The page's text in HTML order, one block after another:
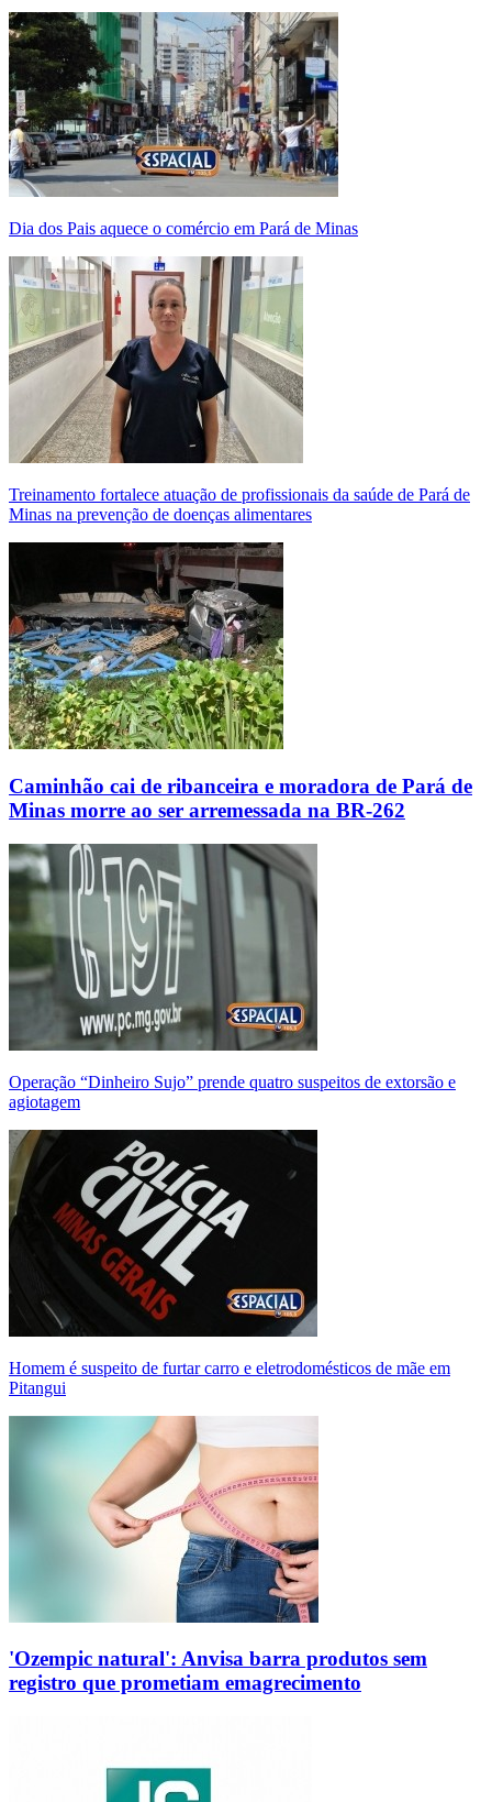
Dia dos Pais aquece o comércio em Pará de Minas
Treinamento fortalece atuação de profissionais da saúde de Pará de
Minas na prevenção de doenças alimentares
Caminhão cai de ribanceira e moradora de Pará de
Minas morre ao ser arremessada na BR-262
Operação “Dinheiro Sujo” prende quatro suspeitos de extorsão e
agiotagem
Homem é suspeito de furtar carro e eletrodomésticos de mãe em
Pitangui
'Ozempic natural': Anvisa barra produtos sem
registro que prometiam emagrecimento